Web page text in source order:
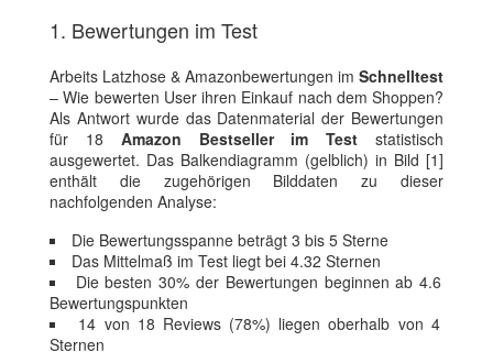
1. Bewertungen im Test
Arbeits Latzhose & Amazonbewertungen im Schnelltest
– Wie bewerten User ihren Einkauf nach dem Shoppen?
Als Antwort wurde das Datenmaterial der Bewertungen
für 18 Amazon Bestseller im Test statistisch
ausgewertet. Das Balkendiagramm (gelblich) in Bild [1]
enthält die zugehörigen Bilddaten zu dieser
nachfolgenden Analyse:
Die Bewertungsspanne beträgt 3 bis 5 Sterne
Das Mittelmaß im Test liegt bei 4.32 Sternen
Die besten 30% der Bewertungen beginnen ab 4.6
Bewertungspunkten
14 von 18 Reviews (78%) liegen oberhalb von 4
Sternen